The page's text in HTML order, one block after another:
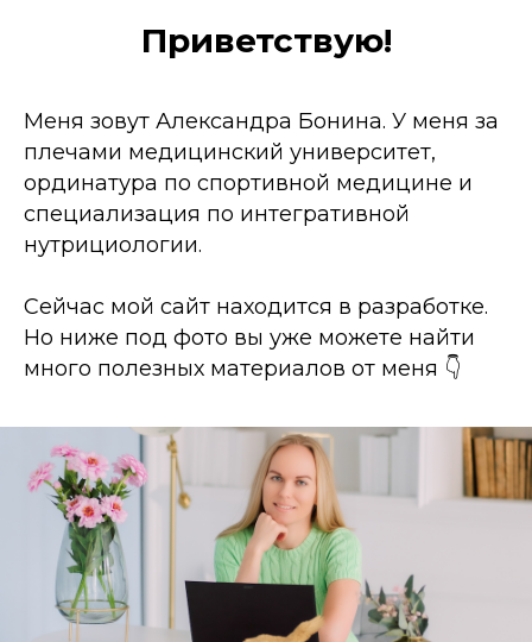
Приветствую!
Меня зовут Александра Бонина. У меня за
плечами медицинский университет,
ординатура по спортивной медицине и
специализация по интегративной
нутрициологии.
Сейчас мой сайт находится в разработке.
Но ниже под фото вы уже можете найти
много полезных материалов от меня 👇